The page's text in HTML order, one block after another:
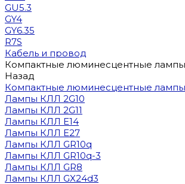
GU5.3
GY4
GY6.35
R7S
Кабель и провод
Компактные люминесцентные
Назад
Компактные люминесцентные
Лампы КЛЛ 2G10
Лампы КЛЛ 2G11
Лампы КЛЛ E14
Лампы КЛЛ E27
Лампы КЛЛ GR10q
Лампы КЛЛ GR10q-3
Лампы КЛЛ GR8
Лампы КЛЛ GX24d3